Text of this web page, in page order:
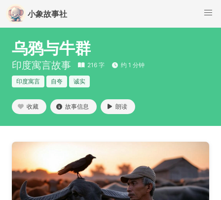
小象故事社
乌鸦与牛群
印度寓言故事 216 字 约 1 分钟
印度寓言 自夸 诚实
收藏 故事信息 朗读